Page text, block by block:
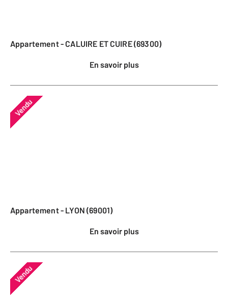
Appartement - CALUIRE ET CUIRE (69300)
En savoir plus
Vendu
Appartement - LYON (69001)
En savoir plus
Vendu